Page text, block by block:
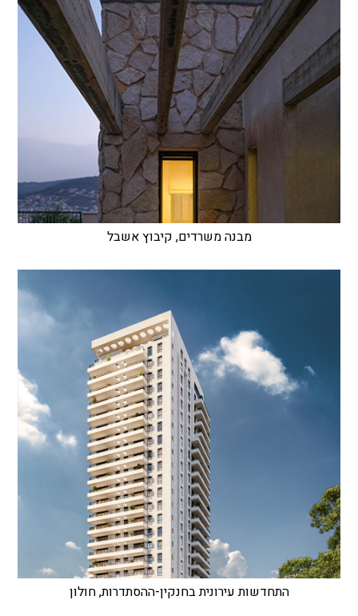
מבנה משרדים, קיבוץ אשבל
התחדשות עירונית בחנקין-ההסתדרות, חולון